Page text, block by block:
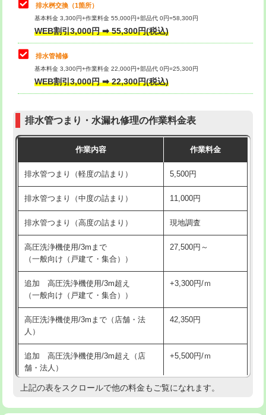
コンクリート斫り（厚さ10㎝まで）
コンクリート斫り（厚さ10㎝超え）
モルタル補修（厚さ10㎝まで）
モルタル補修（厚さ10㎝超え）
追加人工 16,500円
現場見積
※給水管工事は20mmまでの価格です。
交換・取付(単水栓（壁付・デッキ
式）)
交換・取付(混合水栓（壁付・デッキ
式・ワンホール）)
16,500円+材料費
交換・取付(排水栓・排水トラップ
交換・取付（その他部品） 11,000円+材料費
持込商品取付（単水栓） 13,200円
持込商品取付（混合水栓） 16,500円
持込商品取付（浄水器・分岐水栓） 16,500円
給水管工事※（ホール加工) 16,500円
給水管工事※（バンド止め) 3,300円
給水管工事※（支持金具設置)
給水管工事※（保温材使用（バンド止
め込み）)
5,500円
給水管工事※（土の掘削・埋め戻し作
業)
11,000円
給水管工事※（塩ビ管（VP・HI）使
用/3ｍまで)
33,000円
給水管工事※（塩ビ管（VP・HI）使
+8,800円
排水桝交換（1箇所）
基本料金 3,300円+作業料金 55,000円+部品代 0円=58,300円
WEB割引3,000円 ➡ 55,300円(税込)
排水管補修
基本料金 3,300円+作業料金 22,000円+部品代 0円=25,300円
WEB割引3,000円 ➡ 22,300円(税込)
排水管つまり・水漏れ修理の作業料金表
作業内容 作業料金
排水管つまり（軽度の詰まり） 5,500円
排水管つまり（中度の詰まり） 11,000円
排水管つまり（高度の詰まり） 現地調査
高圧洗浄機使用/3mまで
（一般向け（戸建て・集合））
27,500円～
追加 高圧洗浄機使用/3m超え
（一般向け（戸建て・集合））
+3,300円/ｍ
高圧洗浄機使用/3mまで（店舗・法
人）
42,350円
追加 高圧洗浄機使用/3m超え（店
舗・法人）
+5,500円/ｍ
高度高圧洗浄換 現地調査
上記の表をスクロールで他の料金もご覧になれます。